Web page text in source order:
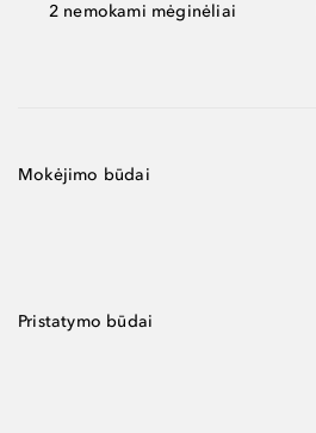
2 nemokami mėginėliai
Mokėjimo būdai
Pristatymo būdai